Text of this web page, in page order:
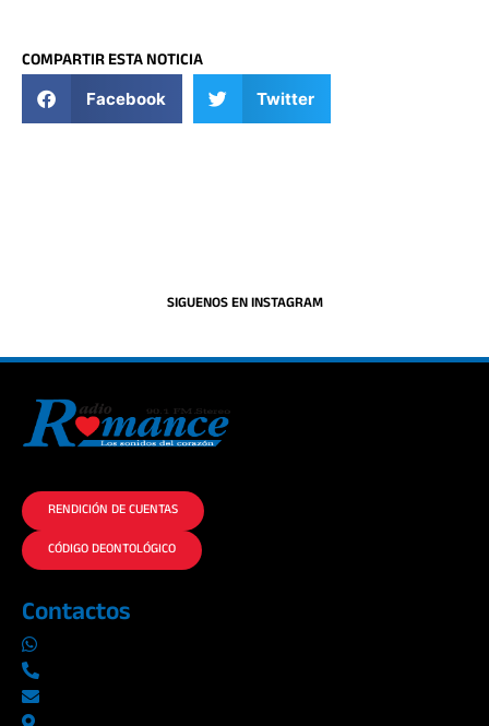
COMPARTIR ESTA NOTICIA
Facebook Twitter
SIGUENOS EN INSTAGRAM
RENDICIÓN DE CUENTAS
CÓDIGO DEONTOLÓGICO
Contactos